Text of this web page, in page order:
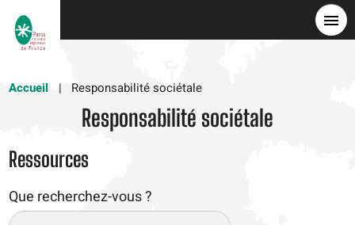
Accueil
Responsabilité sociétale
Responsabilité sociétale
Ressources
Que recherchez-vous ?